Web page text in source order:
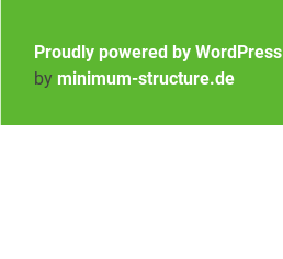
Proudly powered by WordPress
by minimum-structure.de